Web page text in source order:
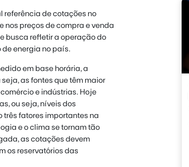
referência de cotações no
nos preços de compra e venda
busca refletir a operação do
energia no país.
em base horária, a
as fontes que têm maior
e indústrias. Hoje
ou seja, níveis dos
três fatores importantes na
e o clima se tornam tão
as cotações devem
os reservatórios das